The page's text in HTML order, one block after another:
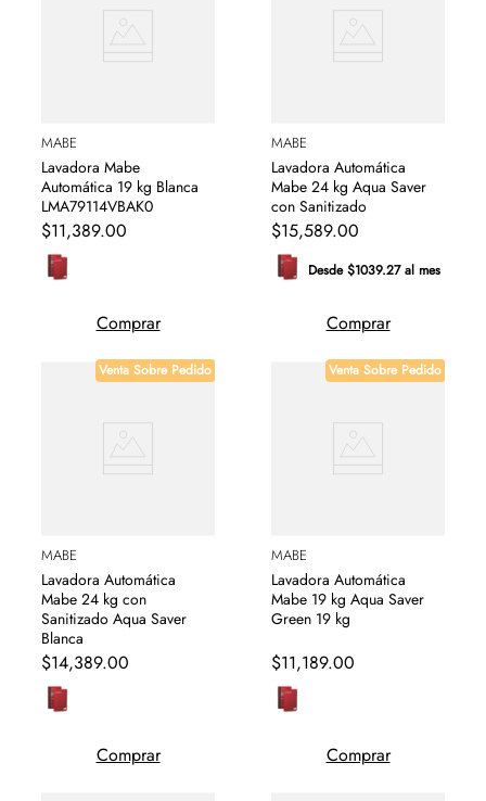
MABE
Lavadora Mabe
Automática 19 kg Blanca
LMA79114VBAK0
$11,389.00
Comprar
MABE
Lavadora Automática
Mabe 24 kg Aqua Saver
con Sanitizado
$15,589.00
Desde $1039.27 al mes
Comprar
Venta Sobre Pedido
MABE
Lavadora Automática
Mabe 24 kg con
Sanitizado Aqua Saver
Blanca
$14,389.00
Comprar
Venta Sobre Pedido
MABE
Lavadora Automática
Mabe 19 kg Aqua Saver
Green 19 kg
$11,189.00
Comprar